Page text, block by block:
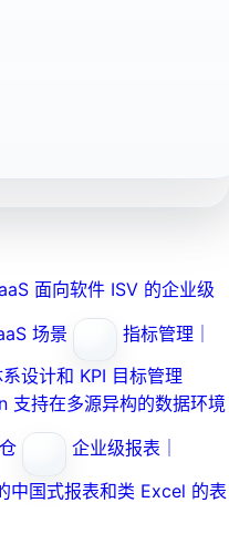
面向软件 ISV 的企业级
场景
指标管理｜
设计和 KPI 目标管理
支持在多源异构的数据环境
企业级报表｜
中国式报表和类 Excel 的表